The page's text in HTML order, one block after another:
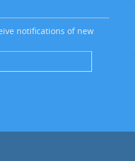
notifications of new